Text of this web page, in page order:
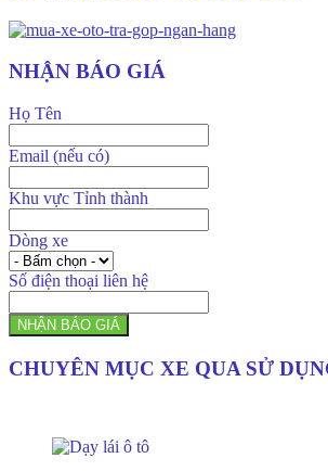
NHẬN BÁO GIÁ
Họ Tên
Email (nếu có)
Khu vực Tỉnh thành
Dòng xe
Số điện thoại liên hệ
NHẬN BÁO GIÁ
CHUYÊN MỤC XE QUA SỬ